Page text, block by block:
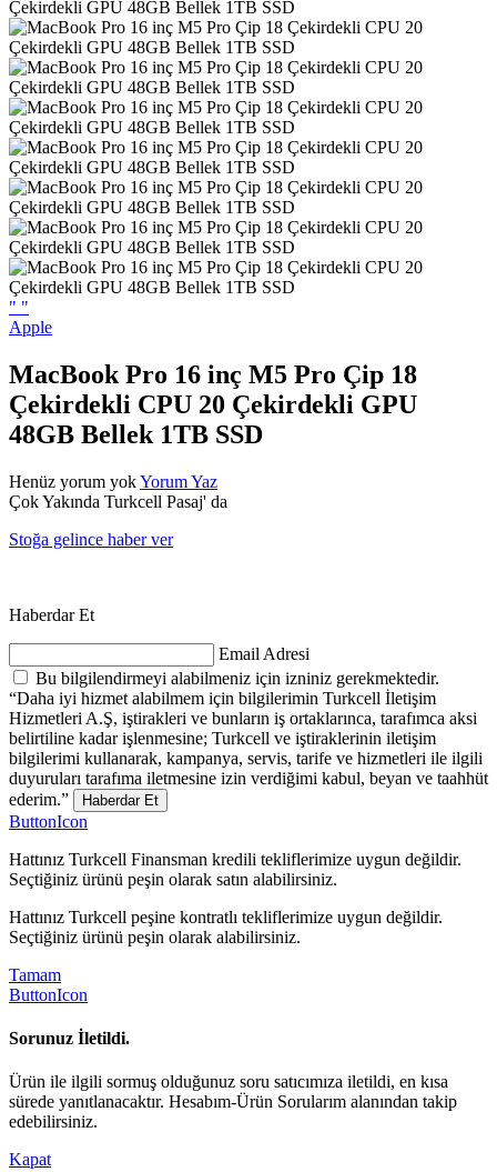
" "
Apple
MacBook Pro 16 inç M5 Pro Çip 18
Çekirdekli CPU 20 Çekirdekli GPU
48GB Bellek 1TB SSD
Henüz yorum yokYorum Yaz
Çok Yakında Turkcell Pasaj' da
Stoğa gelince haber ver
Haberdar Et
Email Adresi
Bu bilgilendirmeyi alabilmeniz için izniniz gerekmektedir.
“Daha iyi hizmet alabilmem için bilgilerimin Turkcell İletişim
Hizmetleri A.Ş, iştirakleri ve bunların iş ortaklarınca, tarafımca aksi
belirtiline kadar işlenmesine; Turkcell ve iştiraklerinin iletişim
bilgilerimi kullanarak, kampanya, servis, tarife ve hizmetleri ile ilgili
duyuruları tarafıma iletmesine izin verdiğimi kabul, beyan ve taahhüt
ederim.”
Haberdar Et
ButtonIcon
Hattınız Turkcell Finansman kredili tekliflerimize uygun değildir.
Seçtiğiniz ürünü peşin olarak satın alabilirsiniz.
Hattınız Turkcell peşine kontratlı tekliflerimize uygun değildir.
Seçtiğiniz ürünü peşin olarak alabilirsiniz.
Tamam
ButtonIcon
Sorunuz İletildi.
Ürün ile ilgili sormuş olduğunuz soru satıcımıza iletildi, en kısa
sürede yanıtlanacaktır. Hesabım-Ürün Sorularım alanından takip
edebilirsiniz.
Kapat